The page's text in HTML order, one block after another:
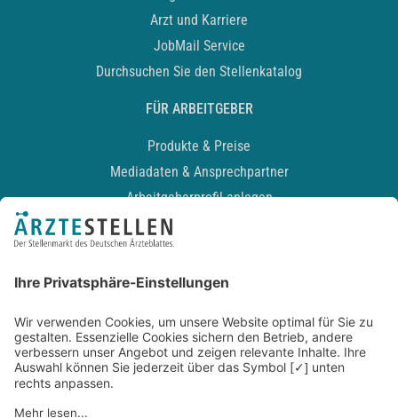
Arzt und Karriere
JobMail Service
Durchsuchen Sie den Stellenkatalog
FÜR ARBEITGEBER
Produkte & Preise
Mediadaten & Ansprechpartner
Arbeitgeberprofil anlegen
Recruiting-Podcast
Kontakt
Datenschutz
Newsletter